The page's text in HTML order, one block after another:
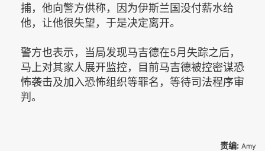
捕，他向警方供称，因为伊斯兰国没付薪水给
他，让他很失望，于是决定离开。
警方也表示，当局发现马吉德在5月失踪之后，
马上对其家人展开监控，目前马吉德被控密谋恐
怖袭击及加入恐怖组织等罪名，等待司法程序审
判。
责编: Amy